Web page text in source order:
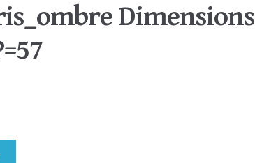
Dimensions